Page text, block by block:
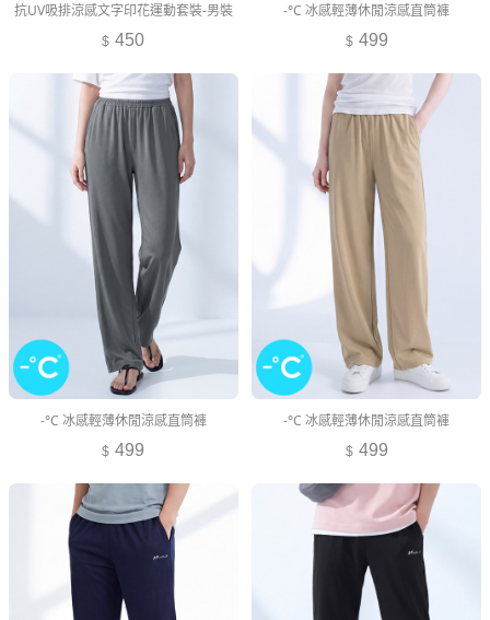
抗UV吸排涼感文字印花運動套裝-男裝
450
-°C 冰感輕薄休閒涼感直筒褲
499
-°C 冰感輕薄休閒涼感直筒褲
499
-°C 冰感輕薄休閒涼感直筒褲
499